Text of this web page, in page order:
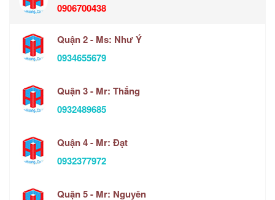
0906700438
Quận 2 - Ms: Như Ý
0934655679
Quận 3 - Mr: Thắng
0932489685
Quận 4 - Mr: Đạt
0932377972
Quận 5 - Mr: Nguyên